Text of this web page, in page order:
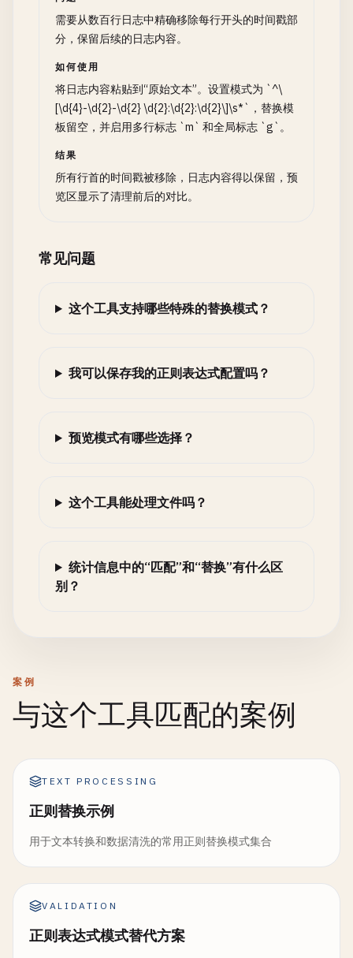
需要从数百行日志中精确移除每行开头的时间戳部
分，保留后续的日志内容。
如何使用
将日志内容粘贴到“原始文本”。设置模式为 `^\
[\d{4}-\d{2}-\d{2} \d{2}:\d{2}:\d{2}\]\s*`，替换模
板留空，并启用多行标志 `m` 和全局标志 `g`。
结果
所有行首的时间戳被移除，日志内容得以保留，预
览区显示了清理前后的对比。
常见问题
这个工具支持哪些特殊的替换模式？
我可以保存我的正则表达式配置吗？
预览模式有哪些选择？
这个工具能处理文件吗？
统计信息中的“匹配”和“替换”有什么区
别？
案例
与这个工具匹配的案例
TEXT PROCESSING
正则替换示例
用于文本转换和数据清洗的常用正则替换模式集合
VALIDATION
正则表达式模式替代方案